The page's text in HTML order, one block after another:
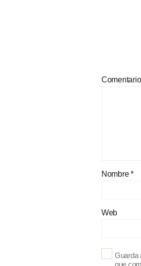
Nombre*
Web
Guarda
que